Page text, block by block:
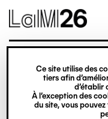
Gestion des cookies
Ce site utilise des
tiers afin
d’établir
À l’exception des
du site, vous
contenu